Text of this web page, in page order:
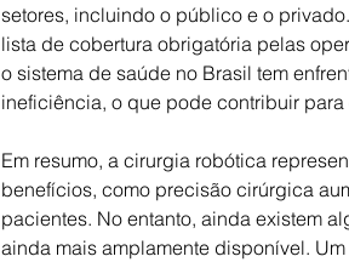
setores, incluindo o público e o
lista de cobertura obrigatória pelas
o sistema de saúde no Brasil tem
ineficiência, o que pode contribuir
Em resumo, a cirurgia robótica
benefícios, como precisão cirúrgica
pacientes. No entanto, ainda existem
ainda mais amplamente disponível.